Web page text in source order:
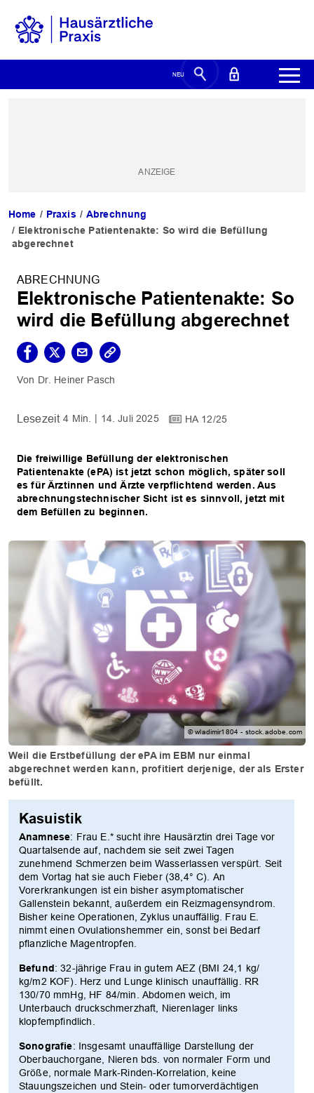
Home Praxis
Abrechnung
Elektronische Patientenakte: So wird die Befüllung
abgerechnet
ABRECHNUNG
Elektronische Patientenakte: So
wird die Befüllung abgerechnet
Dr. Heiner Pasch
4 Min. 14. Juli 2025 HA 12/25
Die freiwillige Befüllung der elektronischen
Patientenakte (ePA) ist jetzt schon möglich, später soll
es für Ärztinnen und Ärzte verpflichtend werden. Aus
abrechnungstechnischer Sicht ist es sinnvoll, jetzt mit
dem Befüllen zu beginnen.
© wladimir1804 - stock.adobe.com
Weil die Erstbefüllung der ePA im EBM nur einmal
abgerechnet werden kann, profitiert derjenige, der als Erster
befüllt.
Kasuistik
Anamnese: Frau E.* sucht ihre Hausärztin drei Tage vor
Quartalsende auf, nachdem sie seit zwei Tagen
zunehmend Schmerzen beim Wasserlassen verspürt. Seit
dem Vortag hat sie auch Fieber (38,4° C). An
Vorerkrankungen ist ein bisher asymptomatischer
Gallenstein bekannt, außerdem ein Reizmagensyndrom.
Bisher keine Operationen, Zyklus unauffällig. Frau E.
nimmt einen Ovulationshemmer ein, sonst bei Bedarf
pflanzliche Magentropfen.
Befund: 32-jährige Frau in gutem AEZ (BMI 24,1 kg/
kg/m2 KOF). Herz und Lunge klinisch unauffällig. RR
130/70 mmHg, HF 84/min. Abdomen weich, im
Unterbauch druckschmerzhaft, Nierenlager links
klopfempfindlich.
Sonografie: Insgesamt unauffällige Darstellung der
Oberbauchorgane, Nieren bds. von normaler Form und
Größe, normale Mark-Rinden-Korrelation, keine
Stauungszeichen und Stein- oder tumorverdächtigen